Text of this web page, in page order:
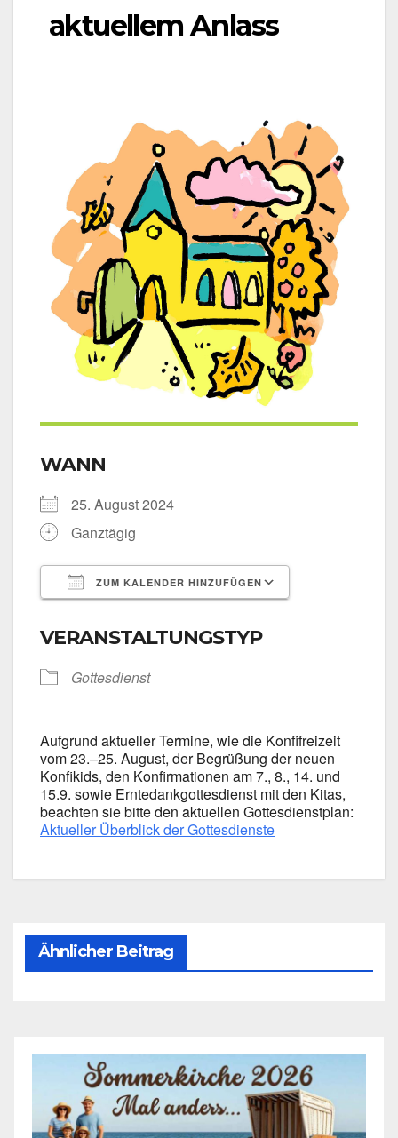
aktuellem Anlass
WANN
25. August 2024
Ganz­tä­gig
ZUM KALENDER HINZUFÜGEN
VERANSTALTUNGSTYP
Got­tes­dienst
Auf­grund aktu­el­ler Ter­mi­ne, wie die Kon­fif­rei­zeit
vom 23.–25. August, der Begrü­ßung der neu­en
Kon­fi­kids, den Kon­fir­ma­tio­nen am 7., 8., 14. und
15.9. sowie Ern­te­dank­got­tes­dienst mit den Kitas,
beach­ten sie bit­te den aktu­el­len Got­tes­dienst­plan:
Aktu­el­ler Über­blick der Got­tes­diens­te
Ähnlicher Beitrag